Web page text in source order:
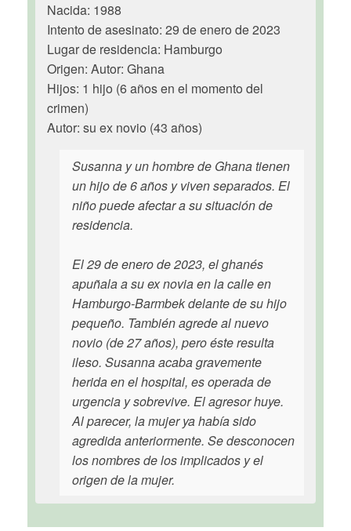
Nacida: 1988
Intento de asesinato: 29 de enero de 2023
Lugar de residencia: Hamburgo
Origen: Autor: Ghana
Hijos: 1 hijo (6 años en el momento del
crimen)
Autor: su ex novio (43 años)
Susanna y un hombre de Ghana tienen
un hijo de 6 años y viven separados. El
niño puede afectar a su situación de
residencia.
El 29 de enero de 2023, el ghanés
apuñala a su ex novia en la calle en
Hamburgo-Barmbek delante de su hijo
pequeño. También agrede al nuevo
novio (de 27 años), pero éste resulta
ileso. Susanna acaba gravemente
herida en el hospital, es operada de
urgencia y sobrevive. El agresor huye.
Al parecer, la mujer ya había sido
agredida anteriormente. Se desconocen
los nombres de los implicados y el
origen de la mujer.